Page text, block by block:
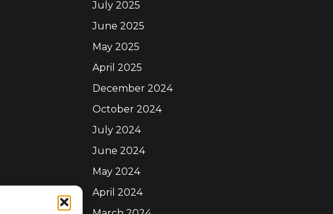
July 2025
June 2025
May 2025
April 2025
December 2024
October 2024
July 2024
June 2024
May 2024
April 2024